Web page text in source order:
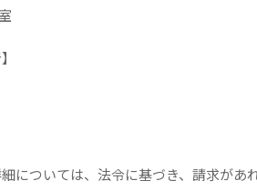
については、法令に基づき、請求があ